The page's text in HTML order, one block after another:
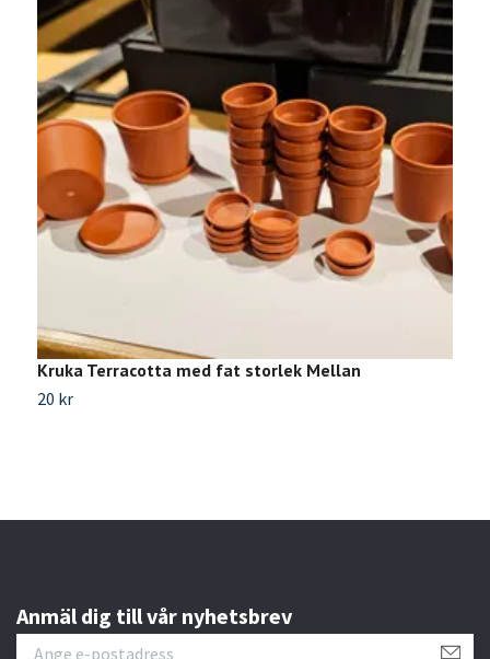
Kruka Terracotta med fat storlek Mellan
20 kr
Anmäl dig till vår nyhetsbrev